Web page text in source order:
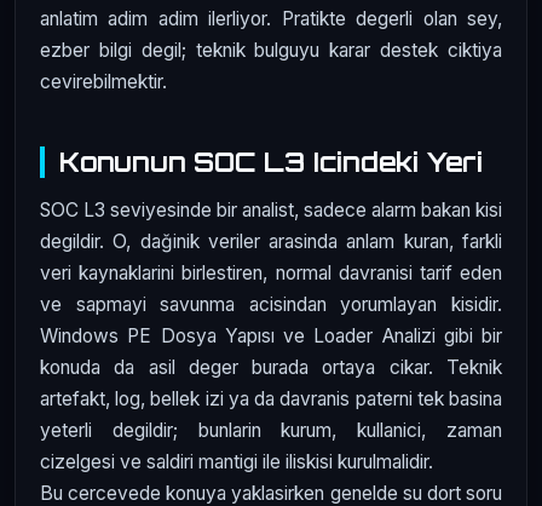
anlatim adim adim ilerliyor. Pratikte degerli olan sey,
ezber bilgi degil; teknik bulguyu karar destek ciktiya
cevirebilmektir.
Konunun SOC L3 Icindeki Yeri
SOC L3 seviyesinde bir analist, sadece alarm bakan kisi
degildir. O, dağinik veriler arasinda anlam kuran, farkli
veri kaynaklarini birlestiren, normal davranisi tarif eden
ve sapmayi savunma acisindan yorumlayan kisidir.
Windows PE Dosya Yapısı ve Loader Analizi gibi bir
konuda da asil deger burada ortaya cikar. Teknik
artefakt, log, bellek izi ya da davranis paterni tek basina
yeterli degildir; bunlarin kurum, kullanici, zaman
cizelgesi ve saldiri mantigi ile iliskisi kurulmalidir.
Bu cercevede konuya yaklasirken genelde su dort soru